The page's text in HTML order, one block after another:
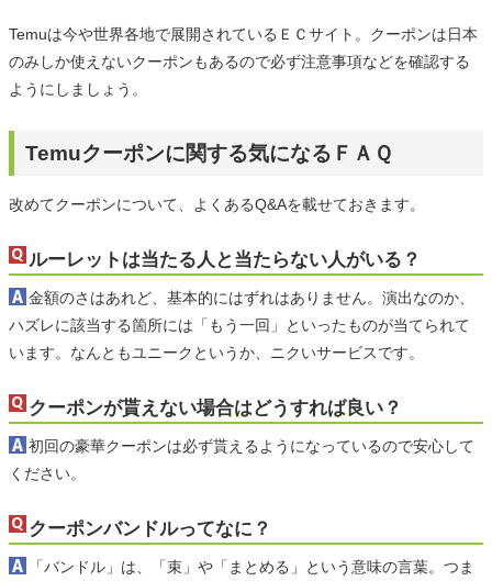
Temuは今や世界各地で展開されているＥＣサイト。クーポンは日本
のみしか使えないクーポンもあるので必ず注意事項などを確認する
ようにしましょう。
Temuクーポンに関する気になるＦＡＱ
改めてクーポンについて、よくあるQ&Aを載せておきます。
ルーレットは当たる人と当たらない人がいる？
金額のさはあれど、基本的にはずれはありません。演出なのか、
ハズレに該当する箇所には「もう一回」といったものが当てられて
います。なんともユニークというか、ニクいサービスです。
クーポンが貰えない場合はどうすれば良い？
初回の豪華クーポンは必ず貰えるようになっているので安心して
ください。
クーポンバンドルってなに？
「バンドル」は、「束」や「まとめる」という意味の言葉。つま